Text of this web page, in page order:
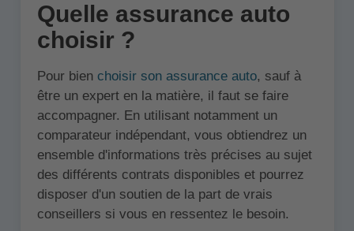
Quelle assurance auto
choisir ?
Pour bien choisir son assurance auto, sauf à
être un expert en la matière, il faut se faire
accompagner. En utilisant notamment un
comparateur indépendant, vous obtiendrez un
ensemble d'informations très précises au sujet
des différents contrats disponibles et pourrez
disposer d'un soutien de la part de vrais
conseillers si vous en ressentez le besoin.